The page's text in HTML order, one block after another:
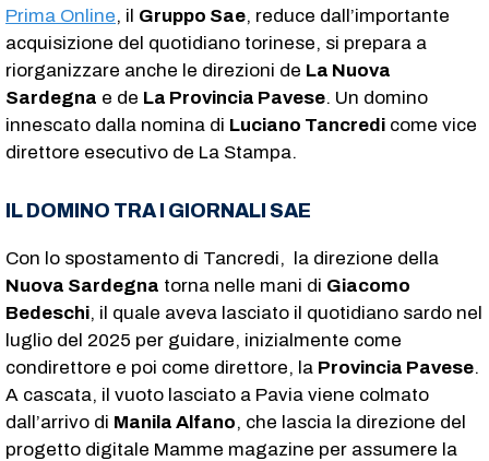
Prima Online, il Gruppo Sae, reduce dall’importante
acquisizione del quotidiano torinese, si prepara a
riorganizzare anche le direzioni de La Nuova
Sardegna e de La Provincia Pavese. Un domino
innescato dalla nomina di Luciano Tancredi come vice
direttore esecutivo de La Stampa.
IL DOMINO TRA I GIORNALI SAE
Con lo spostamento di Tancredi, la direzione della
Nuova Sardegna torna nelle mani di Giacomo
Bedeschi, il quale aveva lasciato il quotidiano sardo nel
luglio del 2025 per guidare, inizialmente come
condirettore e poi come direttore, la Provincia Pavese.
A cascata, il vuoto lasciato a Pavia viene colmato
dall’arrivo di Manila Alfano, che lascia la direzione del
progetto digitale Mamme magazine per assumere la